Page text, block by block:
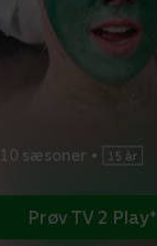
10 sæsoner •
Prøv TV 2 Play*